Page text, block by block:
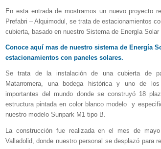
En esta entrada de mostramos un nuevo proyecto
Prefabri – Alquimodul, se trata de estacionamientos
cubierta, basado en nuestro Sistema de Energía
Conoce aquí mas de nuestro sistema de Energía
estacionamientos con paneles solares.
Se trata de la instalación de una cubierta de
Matarromera, una bodega histórica y uno de
importantes del mundo donde se construyó 18
estructura pintada en color blanco modelo y
nuestro modelo Sunpark M1 tipo B.
La construcción fue realizada en el mes de
Valladolid, donde nuestro personal se desplazó para